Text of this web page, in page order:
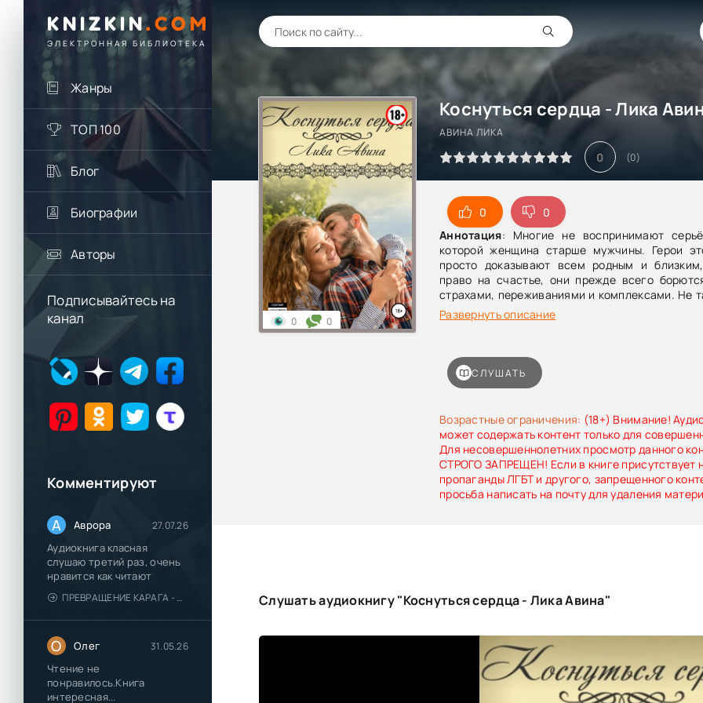
KNIZKIN. COM
ЭЛЕКТРОННАЯ БИБЛИОТЕКА
Жанры
ТОП 100
Блог
Биографии
Авторы
Подписывайтесь на
канал
Комментируют
А Аврора 27.07.26
Аудиокнига класная
слушаю третий раз, очень
нравится как читают
ПРЕВРАЩЕНИЕ КАРАГА - КАТЯ БРАНДИС
О Олег 31.05.26
Чтение не
понравилось.Книга
интересная...
Коснуться сердца - Лика
АВИНА ЛИКА
0 (0)
0
0
Аннотация: Многие не воспринимают
которой женщина старше мужчины. Герои
просто доказывают всем родным и
право на счастье, они прежде всего
страхами, переживаниями и комплексами. Не
объяснить родным, что любовь приходит,
возраст. Каждый из главных героев
счастье. Хочется этой книгой сказать, что
чувства и поступки. Судьба, она поставит всё
и объяснит доходчиво, что не всё в этой
Развернуть описание
Возрастные ограничения: (18+) Внимание!
может содержать контент только для
Для несовершеннолетних просмотр данного
СТРОГО ЗАПРЕЩЕН! Если в книге присутствует
пропаганды ЛГБТ и другого, запрещенного
просьба написать на почту для удаления
0 0
СЛУШАТЬ
Слушать аудиокнигу "Коснуться сердца - Лика Авина"